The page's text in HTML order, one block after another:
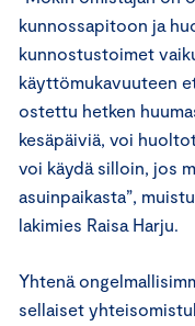
kunnossapitoon ja
kunnostustoimet
käyttömukavuuteen
ostettu hetken
kesäpäiviä, voi
voi käydä silloin, jos
asuinpaikasta”,
lakimies Raisa Harju.
Yhtenä
sellaiset